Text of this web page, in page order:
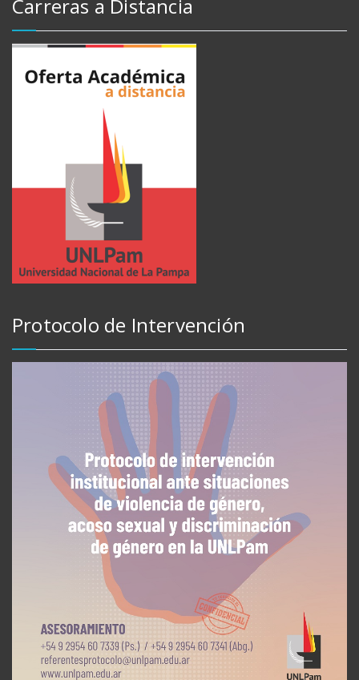
Carreras a Distancia
Protocolo de Intervención